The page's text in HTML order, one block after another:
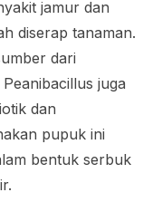
jamur dan
diserap tanaman.
dari
Peanibacillus juga
dan
pupuk ini
bentuk serbuk